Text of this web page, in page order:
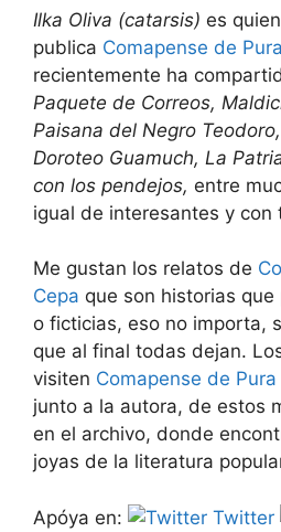
Ilka Oliva (catarsis) es quien
publica Comapense de
recientemente ha
Paquete de Correos,
Paisana del Negro
Doroteo Guamuch, La
con los pendejos, entre
igual de interesantes y con
Me gustan los relatos de
Cepa que son historias
o ficticias, eso no importa,
que al final todas dejan.
visiten Comapense de Pura
junto a la autora, de estos
en el archivo, donde
joyas de la literatura
Apóya en:
Twitter